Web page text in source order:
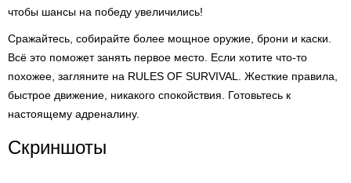
чтобы шансы на победу увеличились!
Сражайтесь, собирайте более мощное оружие, брони и каски.
Всё это поможет занять первое место. Если хотите что-то
похожее, загляните на RULES OF SURVIVAL. Жесткие правила,
быстрое движение, никакого спокойствия. Готовьтесь к
настоящему адреналину.
Скриншоты